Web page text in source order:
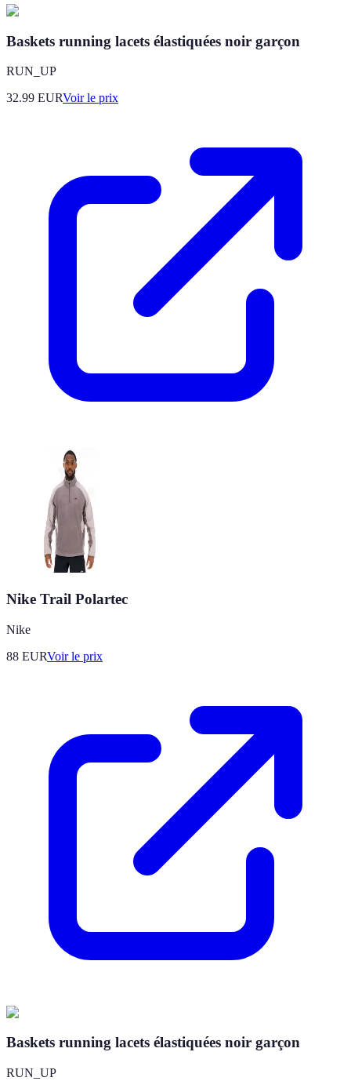
Baskets running lacets élastiquées noir garçon
RUN_UP
32.99 EURVoir le prix
Nike Trail Polartec
Nike
88 EURVoir le prix
Baskets running lacets élastiquées noir garçon
RUN_UP